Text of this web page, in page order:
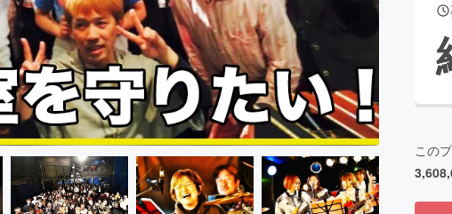
CAMPFIRE for Social Good
CAMPFIRE Creation
CAMPFIREふるさと納税
machi-ya
この